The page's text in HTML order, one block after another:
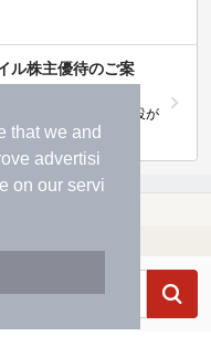
that we and
advertisi
on our servi
ル株主優待のご案
設に行こう！対象施設が